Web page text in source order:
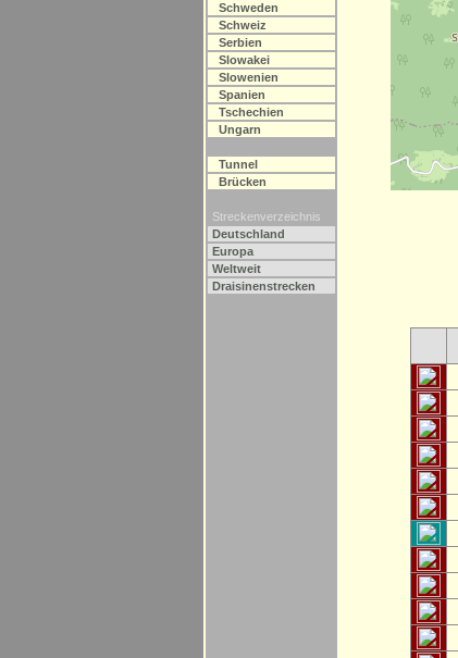
Schweden
Schweiz
Serbien
Slowakei
Slowenien
Spanien
Tschechien
Ungarn
Tunnel
Brücken
Streckenverzeichnis
Deutschland
Europa
Weltweit
Draisinenstrecken